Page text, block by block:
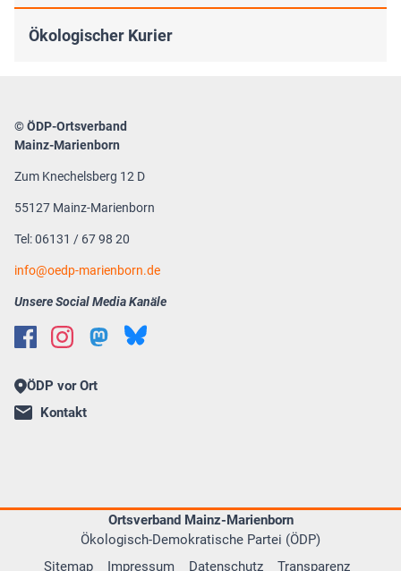
Ökologischer Kurier
© ÖDP-Ortsverband
Mainz-Marienborn
Zum Knechelsberg 12 D
55127 Mainz-Marienborn
Tel: 06131 / 67 98 20
info@oedp-marienborn.de
Unsere Social Media Kanäle
ÖDP vor Ort
Kontakt
Ortsverband Mainz-Marienborn
Ökologisch-Demokratische Partei (ÖDP)
Sitemap
Impressum Datenschutz Transparenz